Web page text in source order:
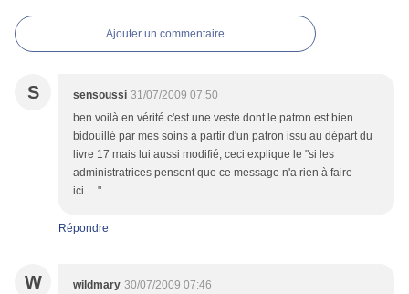
Ajouter un commentaire
S sensoussi 31/07/2009 07:50
ben voilà en vérité c'est une veste dont le patron est bien
bidouillé par mes soins à partir d'un patron issu au départ du
livre 17 mais lui aussi modifié, ceci explique le "si les
administratrices pensent que ce message n'a rien à faire
ici....."
Répondre
W wildmary 30/07/2009 07:46